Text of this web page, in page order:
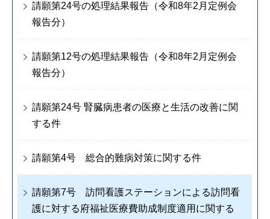
請願第24号の処理結果報告（令和8年2月定例会
報告分）
請願第12号の処理結果報告（令和8年2月定例会
報告分）
請願第24号 腎臓病患者の医療と生活の改善に関
する件
請願第4号 総合的難病対策に関する件
請願第7号 訪問看護ステーションによる訪問看
護に対する府福祉医療費助成制度適用に関する